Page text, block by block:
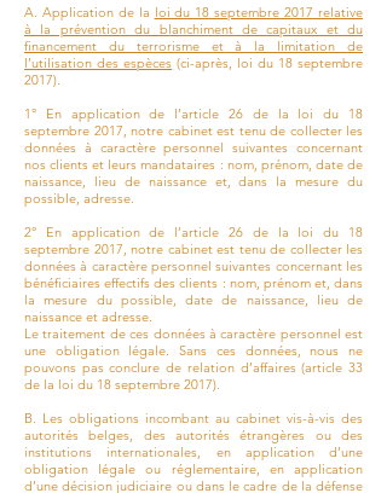
A. Application de la loi du 18 septembre 2017 relative
à la prévention du blanchiment de capitaux et du
financement du terrorisme et à la limitation de
l’utilisation des espèces (ci-après, loi du 18 septembre
2017).
1° En application de l’article 26 de la loi du 18
septembre 2017, notre cabinet est tenu de collecter les
données à caractère personnel suivantes concernant
nos clients et leurs mandataires : nom, prénom, date de
naissance, lieu de naissance et, dans la mesure du
possible, adresse.
2° En application de l’article 26 de la loi du 18
septembre 2017, notre cabinet est tenu de collecter les
données à caractère personnel suivantes concernant les
bénéficiaires effectifs des clients : nom, prénom et, dans
la mesure du possible, date de naissance, lieu de
naissance et adresse.
Le traitement de ces données à caractère personnel est
une obligation légale. Sans ces données, nous ne
pouvons pas conclure de relation d’affaires (article 33
de la loi du 18 septembre 2017).
B. Les obligations incombant au cabinet vis-à-vis des
autorités belges, des autorités étrangères ou des
institutions internationales, en application d’une
obligation légale ou réglementaire, en application
d’une décision judiciaire ou dans le cadre de la défense